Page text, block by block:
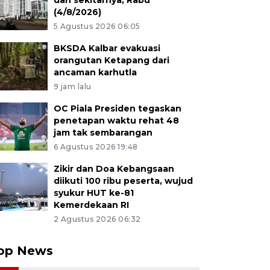
(4/8/2026)
5 Agustus 2026 06:05
BKSDA Kalbar evakuasi
orangutan Ketapang dari
ancaman karhutla
9 jam lalu
OC Piala Presiden tegaskan
penetapan waktu rehat 48
jam tak sembarangan
6 Agustus 2026 19:48
Zikir dan Doa Kebangsaan
diikuti 100 ribu peserta, wujud
syukur HUT ke-81
Kemerdekaan RI
2 Agustus 2026 06:32
News